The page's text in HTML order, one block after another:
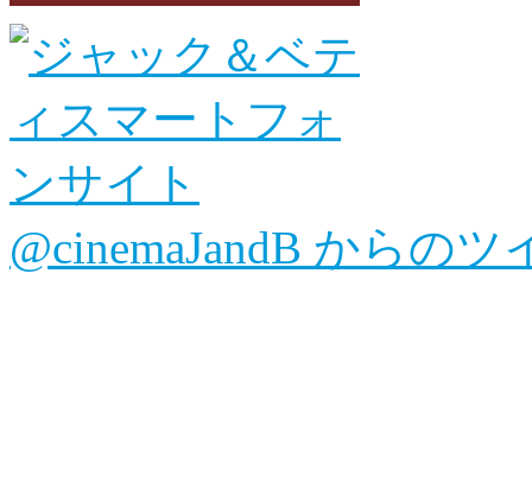
@cinemaJandB からのツ